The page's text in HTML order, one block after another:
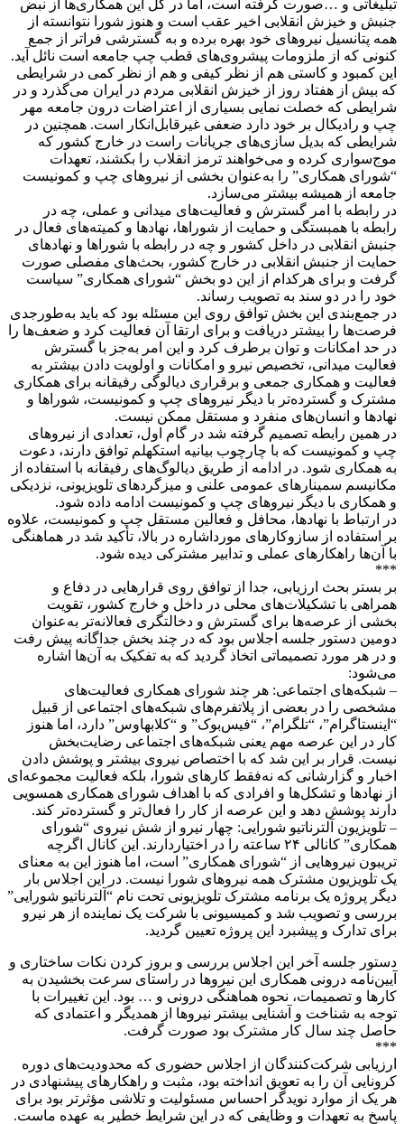
تبلیغاتی و …صورت گرفته است، اما در کل این همکاری‌ها از نبض
جنبش و خیزش انقلابی اخیر عقب است و هنوز شورا نتوانسته از
همه پتانسیل نیروهای خود بهره برده و به گسترشی فراتر از جمع
کنونی که از ملزومات پیشروی‌های قطب چپ جامعه است نائل آید.
این کمبود و کاستی هم از نظر کیفی و هم از نظر کمی در شرایطی
که بیش از هفتاد روز از خیزش انقلابی مردم در ایران می‌گذرد و در
شرایطی که خصلت نمایی بسیاری از اعتراضات درون جامعه مهر
چپ و رادیکال بر خود دارد ضعفی غیرقابل‌انکار است. همچنین در
شرایطی که بدیل سازی‌های جریانات راست در خارج کشور که
موج‌سواری کرده و می‌خواهند ترمز انقلاب را بکشند، تعهدات
“شورای همکاری” را به‌عنوان بخشی از نیروهای چپ و کمونیست
جامعه از همیشه بیشتر می‌سازد.
در رابطه با امر گسترش و فعالیت‌های میدانی و عملی، چه در
رابطه با همبستگی و حمایت از شوراها، نهادها و کمیته‌های فعال در
جنبش انقلابی در داخل کشور و چه در رابطه با شوراها و نهادهای
حمایت از جنبش انقلابی در خارج کشور، بحث‌های مفصلی صورت
گرفت و برای هرکدام از این دو بخش “شورای همکاری” سیاست
خود را در دو سند به تصویب رساند.
در جمع‌بندی این بخش توافق روی این مسئله بود که باید به‌طورجدی
فرصت‌ها را بیشتر دریافت و برای ارتقا آن فعالیت کرد و ضعف‌ها را
در حد امکانات و توان برطرف کرد و این امر به‌جز با گسترش
فعالیت میدانی، تخصیص نیرو و امکانات و اولویت دادن بیشتر به
فعالیت و همکاری جمعی و برقراری دیالوگی رفیقانه برای همکاری
مشترک و گسترده‌تر با دیگر نیروهای چپ و کمونیست، شوراها و
نهادها و انسان‌های منفرد و مستقل ممکن نیست.
در همین رابطه تصمیم گرفته شد در گام اول، تعدادی از نیروهای
چپ و کمونیست که با چارچوب بیانیه استکهلم توافق دارند، دعوت
به همکاری شود. در ادامه از طریق دیالوگ‌های رفیقانه با استفاده از
مکانیسم سمینارهای عمومی علنی و میزگردهای تلویزیونی، نزدیکی
و همکاری با دیگر نیروهای چپ و کمونیست ادامه داده شود.
در ارتباط با نهادها، محافل و فعالین مستقل چپ و کمونیست، علاوه
بر استفاده از سازوکارهای مورداشاره در بالا، تأکید شد در هماهنگی
با آن‌ها راهکارهای عملی و تدابیر مشترکی دیده شود.
***
بر بستر بحث ارزیابی، جدا از توافق روی قرارهایی در دفاع و
همراهی با تشکیلات‌های محلی در داخل و خارج کشور، تقویت
بخشی از عرصه‌ها برای گسترش و دخالتگری فعالانه‌تر به‌عنوان
دومین دستور جلسه اجلاس بود که در چند بخش جداگانه پیش رفت
و در هر مورد تصمیماتی اتخاذ گردید که به تفکیک به آن‌ها اشاره
می‌شود:
– شبکه‌های اجتماعی: هر چند شورای همکاری فعالیت‌های
مشخصی را در بعضی از پلاتفرم‌های شبکه‌های اجتماعی از قبیل
“اینستاگرام”، “تلگرام”، “فیس‌بوک” و “کلابهاوس” دارد، اما هنوز
کار در این عرصه مهم یعنی شبکه‌های اجتماعی رضایت‌بخش
نیست. قرار بر این شد که با اختصاص نیروی بیشتر و پوشش دادن
اخبار و گزارشانی که نه‌فقط کارهای شورا، بلکه فعالیت مجموعه‌ای
از نهادها و تشکل‌ها و افرادی که با اهداف شورای همکاری همسویی
دارند پوشش دهد و این عرصه از کار را فعال‌تر و گسترده‌تر کند.
– تلویزیون آلترناتیو شورایی: چهار نیرو از شش نیروی “شورای
همکاری” کانالی ۲۴ ساعته را در اختیاردارند. این کانال اگرچه
تریبون نیروهایی از “شورای همکاری” است، اما هنوز این به معنای
یک تلویزیون مشترک همه نیروهای شورا نیست. در این اجلاس بار
دیگر پروژه یک برنامه مشترک تلویزیونی تحت نام “آلترناتیو شورایی”
بررسی و تصویب شد و کمیسیونی با شرکت یک نماینده از هر نیرو
برای تدارک و پیشبرد این پروژه تعیین گردید.
دستور جلسه آخر این اجلاس بررسی و بروز کردن نکات ساختاری و
آیین‌نامه درونی همکاری این نیروها در راستای سرعت بخشیدن به
کارها و تصمیمات، نحوه هماهنگی درونی و … بود. این تغییرات با
توجه به شناخت و آشنایی بیشتر نیروها از همدیگر و اعتمادی که
حاصل چند سال کار مشترک بود صورت گرفت.
***
ارزیابی شرکت‌کنندگان از اجلاس حضوری که محدودیت‌های دوره
کرونایی آن را به تعویق انداخته بود، مثبت و راهکارهای پیشنهادی در
هر یک از موارد نویدگر احساس مسئولیت و تلاشی مؤثرتر بود برای
پاسخ به تعهدات و وظایفی که در این شرایط خطیر به عهده ماست.